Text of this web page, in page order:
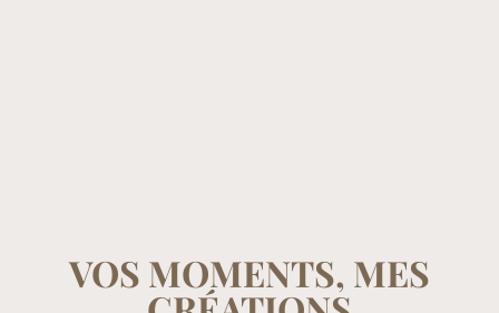
VOS MOMENTS, MES